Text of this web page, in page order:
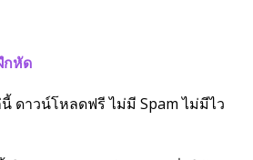
กหัด
ดาวน์โหลดฟรี ไม่มี Spam ไม่มีไว